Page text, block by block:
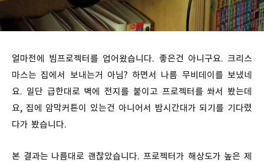
얼마전에 빔프로젝터를 업어왔습니다. 좋은건 아니구요. 크리스
마스는 집에서 보내는거 아님? 하면서 나름 무비데이를 보냈네
요. 일단 급한대로 벽에 전지를 붙이고 프로젝터를 쏴서 봤는데
요, 집에 암막커튼이 있는건 아니어서 밤시간대가 되기를 기다렸
다가 봤습니다.
본 결과는 나름대로 괜찮았습니다. 프로젝터가 해상도가 높은 제